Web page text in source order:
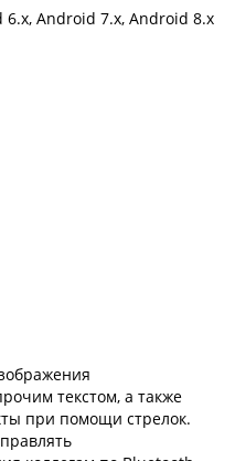
Android 7.x, Android 8.x
текстом, а также
при помощи стрелок.